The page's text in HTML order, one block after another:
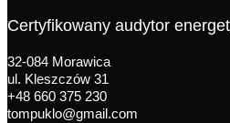
Certyfikowany audytor
32-084 Morawica
ul. Kleszczów 31
+48 660 375 230
tompuklo@gmail.com